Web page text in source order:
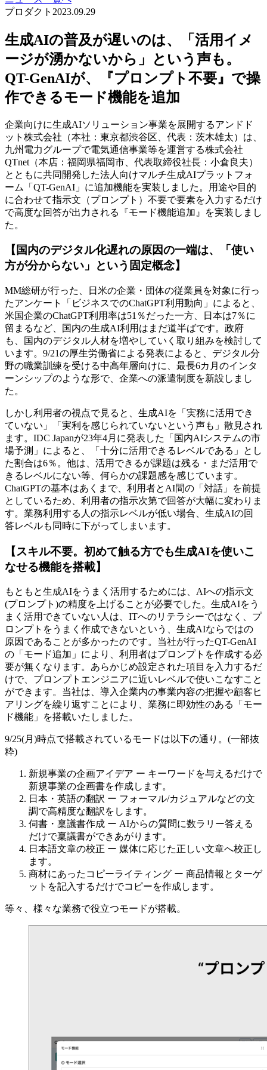
プロダクト 2023.09.29
生成AIの普及が遅いのは、「活用イメ
ージが湧かないから」という声も。
QT-GenAIが、『プロンプト不要』で操
作できるモード機能を追加
企業向けに生成AIソリューション事業を展開するアンドド
ット株式会社（本社：東京都渋谷区、代表：茨木雄太）は、
九州電力グループで電気通信事業等を運営する株式会社
QTnet（本店：福岡県福岡市、代表取締役社長：小倉良夫）
とともに共同開発した法人向けマルチ生成AIプラットフォ
ーム「QT-GenAI」に追加機能を実装しました。用途や目的
に合わせて指示文（プロンプト）不要で要素を入力するだけ
で高度な回答が出力される『モード機能追加』を実装しまし
た。
【国内のデジタル化遅れの原因の一端は、「使い
方が分からない」という固定概念】
MM総研が行った、日米の企業・団体の従業員を対象に行っ
たアンケート「ビジネスでのChatGPT利用動向」によると、
米国企業のChatGPT利用率は51％だった一方、日本は7％に
留まるなど、国内の生成AI利用はまだ道半ばです。政府
も、国内のデジタル人材を増やしていく取り組みを検討して
います。9/21の厚生労働省による発表によると、デジタル分
野の職業訓練を受ける中高年層向けに、最長6カ月のインタ
ーンシップのような形で、企業への派遣制度を新設しまし
た。
しかし利用者の視点で見ると、生成AIを「実務に活用でき
ていない」「実利を感じられていないという声も」散見され
ます。IDC Japanが23年4月に発表した「国内AIシステムの市
場予測」によると、「十分に活用できるレベルである」とし
た割合は6％。他は、活用できるが課題は残る・まだ活用で
きるレベルにない等、何らかの課題感を感じています。
ChatGPTの基本はあくまで、利用者とAI間の「対話」を前提
としているため、利用者の指示次第で回答が大幅に変わりま
す。業務利用する人の指示レベルが低い場合、生成AIの回
答レベルも同時に下がってしまいます。
【スキル不要。初めて触る方でも生成AIを使いこ
なせる機能を搭載】
もともと生成AIをうまく活用するためには、AIへの指示文
(プロンプト)の精度を上げることが必要でした。生成AIをう
まく活用できていない人は、ITへのリテラシーではなく、プ
ロンプトをうまく作成できないという、生成AIならではの
原因であることが多かったのです。当社が行ったQT-GenAI
の「モード追加」により、利用者はプロンプトを作成する必
要が無くなります。あらかじめ設定された項目を入力するだ
けで、プロンプトエンジニアに近いレベルで使いこなすこと
ができます。当社は、導入企業内の事業内容の把握や顧客ヒ
アリングを繰り返すことにより、業務に即効性のある「モー
ド機能」を搭載いたしました。
9/25(月)時点で搭載されているモードは以下の通り。(一部抜
粋)
新規事業の企画アイデア ー キーワードを与えるだけで
新規事業の企画書を作成します。
日本・英語の翻訳 ー フォーマル/カジュアルなどの文
調で高精度な翻訳をします。
伺書・稟議書作成 ー AIからの質問に数ラリー答える
だけで稟議書ができあがります。
日本語文章の校正 ー 媒体に応じた正しい文章へ校正し
ます。
商材にあったコピーライティング ー 商品情報とターゲ
ットを記入するだけでコピーを作成します。
等々、様々な業務で役立つモードが搭載。